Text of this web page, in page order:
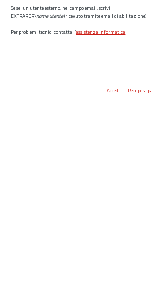
Se sei un utente esterno, nel campo email, scrivi
EXTRARER\nome utente(ricevuto tramite email di abilitazione)
Per problemi tecnici contatta l’assistenza informatica.
Accedi Recupera